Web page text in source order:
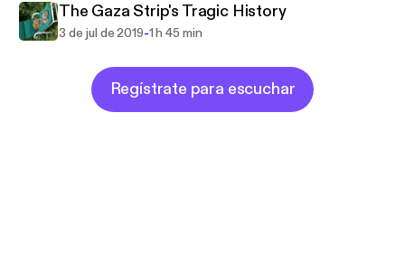
The Gaza Strip's Tragic History
3 de jul de 2019-1 h 45 min
Regístrate para escuchar